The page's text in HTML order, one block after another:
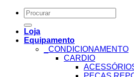
Search
for:
Loja
Equipamento
_CONDICIONAMENTO
CARDIO